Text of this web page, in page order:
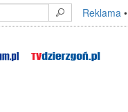
Reklama •